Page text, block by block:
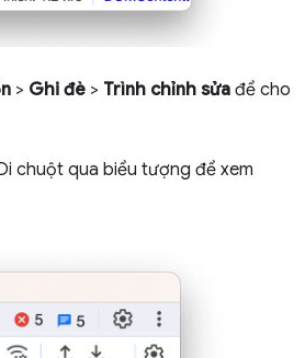
> Ghi đè > Trình chỉnh sửa để cho
chuột qua biểu tượng để xem